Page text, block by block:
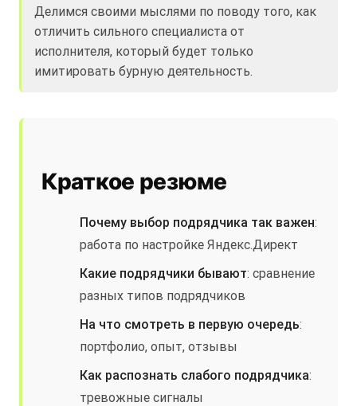
Делимся своими мыслями по поводу того, как
отличить сильного специалиста от
исполнителя, который будет только
имитировать бурную деятельность.
Краткое резюме
Почему выбор подрядчика так важен:
работа по настройке Яндекс.Директ
Какие подрядчики бывают: сравнение
разных типов подрядчиков
На что смотреть в первую очередь:
портфолио, опыт, отзывы
Как распознать слабого подрядчика:
тревожные сигналы